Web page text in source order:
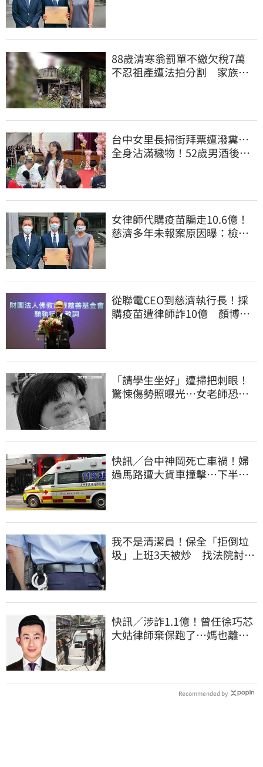
88歲清寒翁罰單不繳欠稅7萬
不忍祖產遭法拍分割 家族按
台中女里長掃街拜票遭潑糞⋯
全身沾滿穢物！52歲男酒後失
女律師代購疫苗騙走10.6億！
慈濟多年未報案原因曝：檢警
從聯電CEO到慈濟執行長！採
購疫苗遭律師詐10億 顏博
「請學生坐好」遭掃把刺眼！
驚悚傷勢照曝光…女老師恐失
快訊／台中神岡死亡車禍！婦
過馬路遭大貨車撞擊…下半身
我不是清潔員！保全「拒倒垃
圾」上班3天被炒 找法院討公
快訊／涉詐1.1億！曾任徐巧芯
大姑律師棄保跑了…媽也離
Recommended by